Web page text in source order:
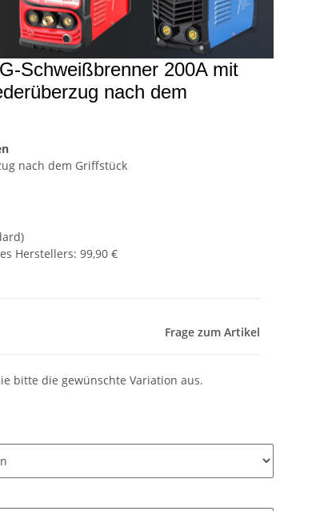
Schweißbrenner 200A mit
nach dem
nach dem Griffstück
Herstellers: 99,90 €
Frage zum Artikel
bitte die gewünschte Variation aus.